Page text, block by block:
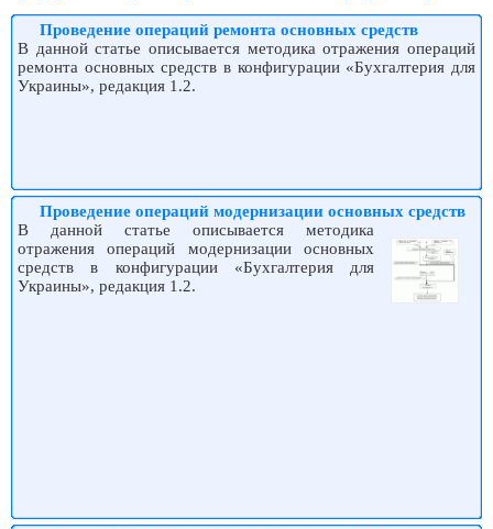
Проведение операций ремонта основных средств
В данной статье описывается методика отражения операций
ремонта основных средств в конфигурации «Бухгалтерия для
Украины», редакция 1.2.
Проведение операций модернизации основных средств
В данной статье описывается методика
отражения операций модернизации основных
средств в конфигурации «Бухгалтерия для
Украины», редакция 1.2.